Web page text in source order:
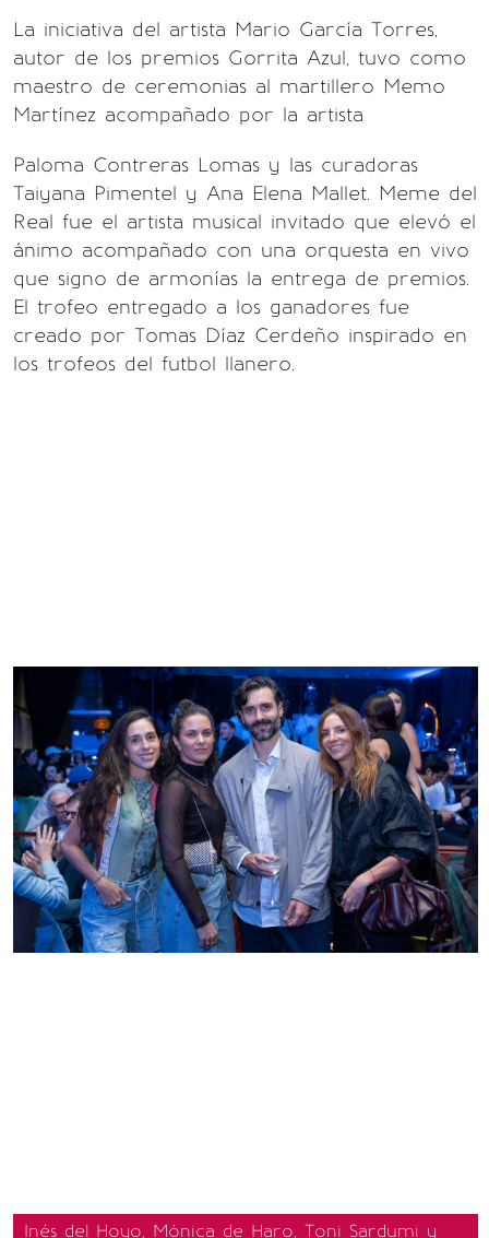
La iniciativa del artista Mario García Torres,
autor de los premios Gorrita Azul, tuvo como
maestro de ceremonias al martillero Memo
Martínez acompañado por la artista
Paloma Contreras Lomas y las curadoras
Taiyana Pimentel y Ana Elena Mallet. Meme del
Real fue el artista musical invitado que elevó el
ánimo acompañado con una orquesta en vivo
que signo de armonías la entrega de premios.
El trofeo entregado a los ganadores fue
creado por Tomas Díaz Cerdeño inspirado en
los trofeos del futbol llanero.
Inés del Hoyo, Mónica de Haro, Toni Sardumi y